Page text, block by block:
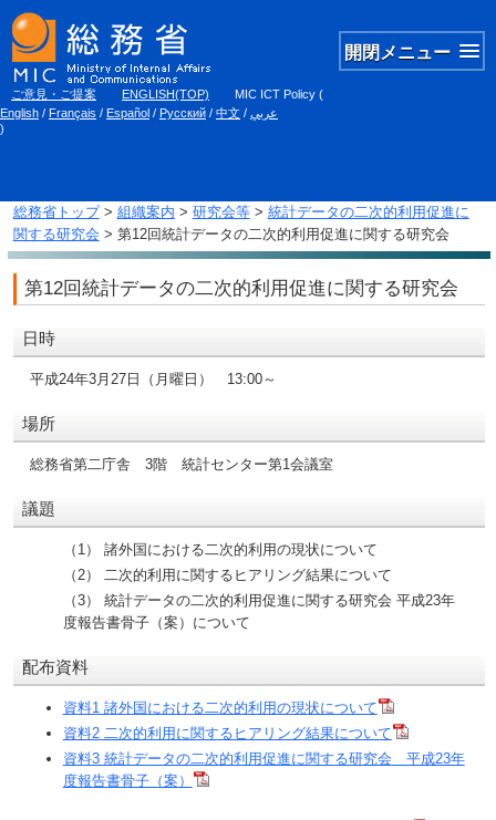
開閉メニュー
ご意見・ご提案 ENGLISH(TOP) MIC ICT Policy (
English / Français / Español / Русский / 中文 / عربي
)
総務省トップ> 組織案内 > 研究会等> 統計データの二次的利用促進に
関する研究会 > 第12回統計データの二次的利用促進に関する研究会
第12回統計データの二次的利用促進に関する研究会
日時
平成24年3月27日（月曜日） 13:00～
場所
総務省第二庁舎 3階 統計センター第1会議室
議題
（1） 諸外国における二次的利用の現状について
（2） 二次的利用に関するヒアリング結果について
（3） 統計データの二次的利用促進に関する研究会 平成23年
度報告書骨子（案）について
配布資料
資料1 諸外国における二次的利用の現状について
資料2 二次的利用に関するヒアリング結果について
資料3 統計データの二次的利用促進に関する研究会 平成23年
度報告書骨子（案）